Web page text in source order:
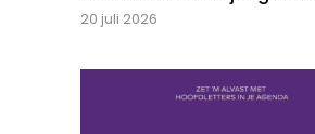
20 juli 2026